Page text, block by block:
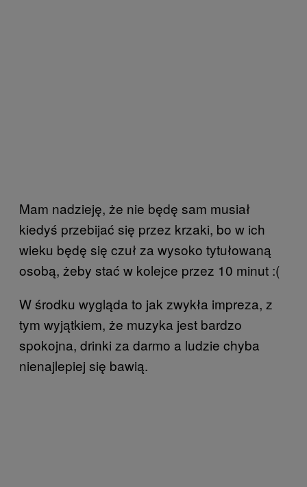
Mam nadzieję, że nie będę sam musiał
kiedyś przebijać się przez krzaki, bo w ich
wieku będę się czuł za wysoko tytułowaną
osobą, żeby stać w kolejce przez 10 minut :(
W środku wygląda to jak zwykła impreza, z
tym wyjątkiem, że muzyka jest bardzo
spokojna, drinki za darmo a ludzie chyba
nienajlepiej się bawią.